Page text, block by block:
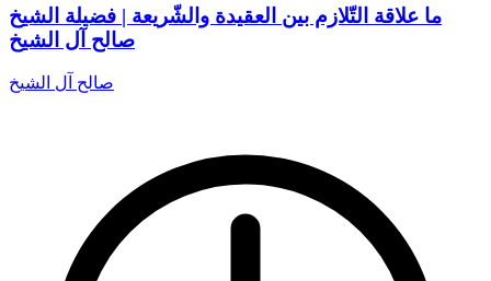
ما علاقة التّلازم بين العقيدة والشّريعة | فضيلة الشيخ
صالح آل الشيخ
صالح آل الشيخ